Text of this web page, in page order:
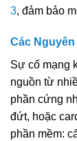
3, đảm bảo
Các Nguyên
Sự cố mạng
nguồn từ
phần cứng
đứt, hoặc
phần mềm: